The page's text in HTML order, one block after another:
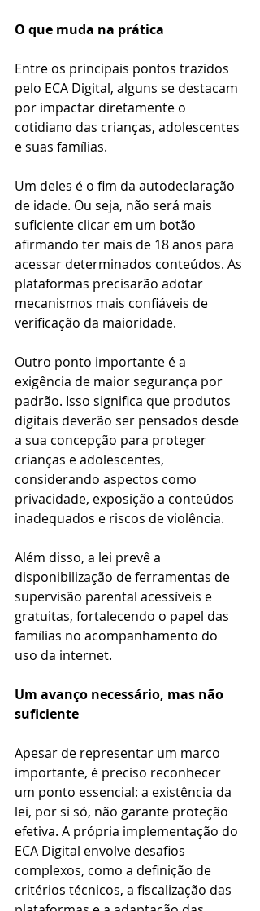
O que muda na prática
Entre os principais pontos trazidos
pelo ECA Digital, alguns se destacam
por impactar diretamente o
cotidiano das crianças, adolescentes
e suas famílias.
Um deles é o fim da autodeclaração
de idade. Ou seja, não será mais
suficiente clicar em um botão
afirmando ter mais de 18 anos para
acessar determinados conteúdos. As
plataformas precisarão adotar
mecanismos mais confiáveis de
verificação da maioridade.
Outro ponto importante é a
exigência de maior segurança por
padrão. Isso significa que produtos
digitais deverão ser pensados desde
a sua concepção para proteger
crianças e adolescentes,
considerando aspectos como
privacidade, exposição a conteúdos
inadequados e riscos de violência.
Além disso, a lei prevê a
disponibilização de ferramentas de
supervisão parental acessíveis e
gratuitas, fortalecendo o papel das
famílias no acompanhamento do
uso da internet.
Um avanço necessário, mas não
suficiente
Apesar de representar um marco
importante, é preciso reconhecer
um ponto essencial: a existência da
lei, por si só, não garante proteção
efetiva. A própria implementação do
ECA Digital envolve desafios
complexos, como a definição de
critérios técnicos, a fiscalização das